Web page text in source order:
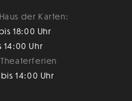
der Karten:
18:00 Uhr
14:00 Uhr
14:00 Uhr